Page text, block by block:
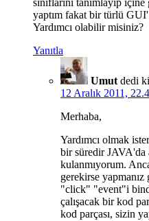
sınıflarını tanımlayıp
yaptım fakat bir türlü
Yardımcı olabilir misiniz?
Yanıtla
Umut dedi
12 Aralık 2011,
Merhaba,
Yardımcı olmak
bir süredir
kulanmıyorum.
gerekirse
"click" "event"i
çalışacak bir kod
kod parçası, sizin